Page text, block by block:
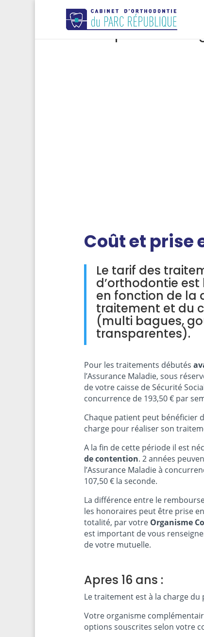
Coût et prise en
Coût et prise
Le tarif des
d’orthodontie est
en fonction de la
traitement et du
(multi bagues,
transparentes).
Pour les traitements débutés
l’Assurance Maladie, sous
de votre caisse de Sécurité
concurrence de 193,50 € par
Chaque patient peut bénéficier
charge pour réaliser son
A la fin de cette période il est
de contention. 2 années
l’Assurance Maladie à
107,50 € la seconde.
La différence entre le
les honoraires peut être prise
totalité, par votre Organisme
est important de vous
de votre mutuelle.
Apres 16 ans :
Le traitement est à la charge du
Votre organisme
options souscrites selon votre